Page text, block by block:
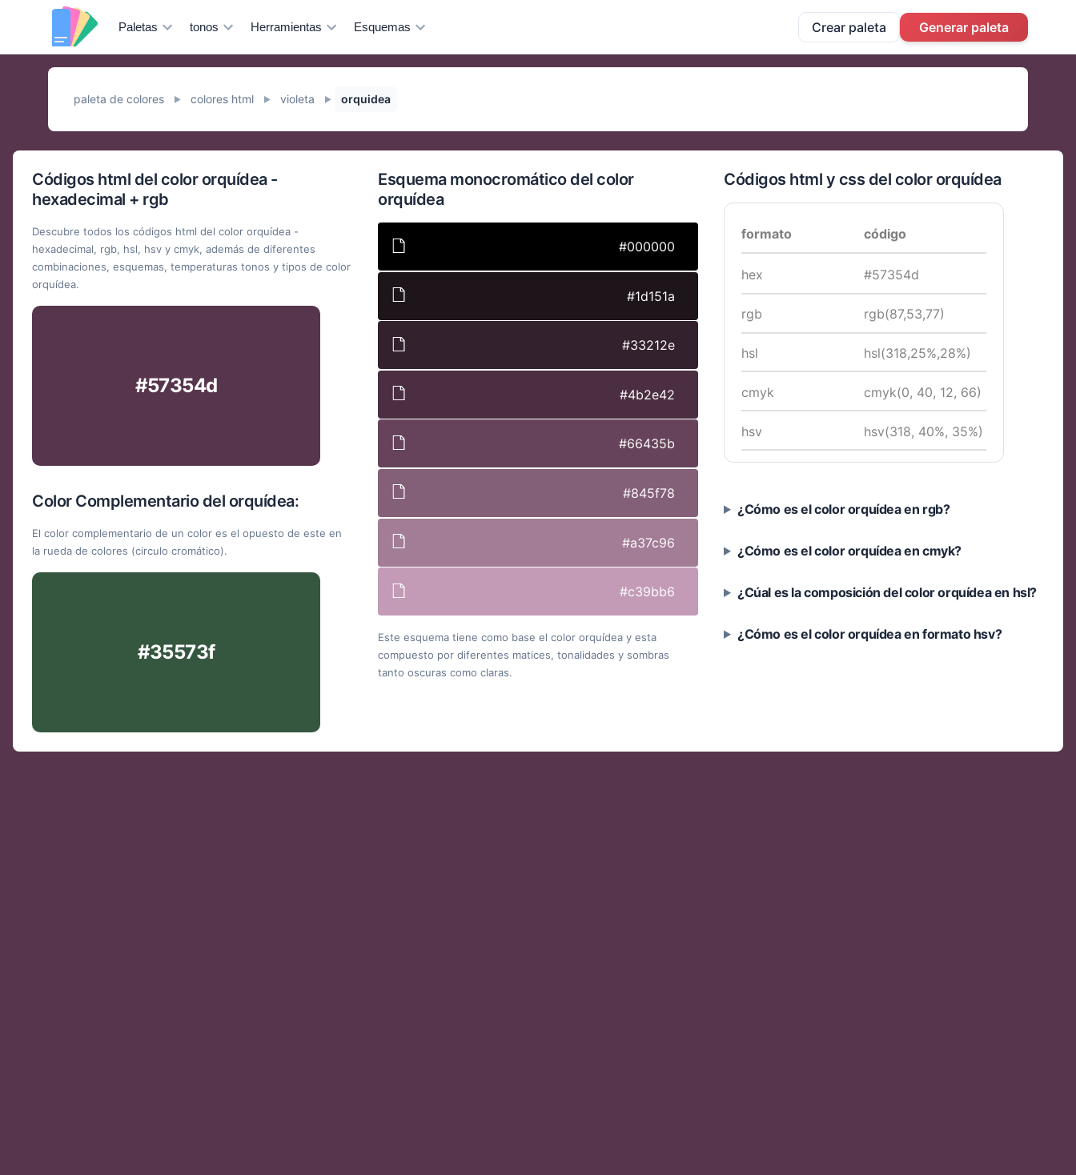
Paletas tonos Herramientas Esquemas Crear paleta Generar paleta
paleta de colores ► colores html ► violeta ► orquidea
Códigos html del color orquídea -
hexadecimal + rgb
Descubre todos los códigos html del color orquídea -
hexadecimal, rgb, hsl, hsv y cmyk, además de diferentes
combinaciones, esquemas, temperaturas tonos y tipos de color
orquídea.
#57354d
Color Complementario del orquídea:
El color complementario de un color es el opuesto de este en
la rueda de colores (circulo cromático).
#35573f
Esquema monocromático del color
orquídea
#000000
#1d151a
#33212e
#4b2e42
#66435b
#845f78
#a37c96
#c39bb6
Este esquema tiene como base el color orquídea y esta
compuesto por diferentes matices, tonalidades y sombras
tanto oscuras como claras.
Códigos html y css del color orquídea
formato código
hex #57354d
rgb rgb(87,53,77)
hsl hsl(318,25%,28%)
cmyk cmyk(0, 40, 12, 66)
hsv hsv(318, 40%, 35%)
¿Cómo es el color orquídea en rgb?
¿Cómo es el color orquídea en cmyk?
¿Cúal es la composición del color orquídea en hsl?
¿Cómo es el color orquídea en formato hsv?